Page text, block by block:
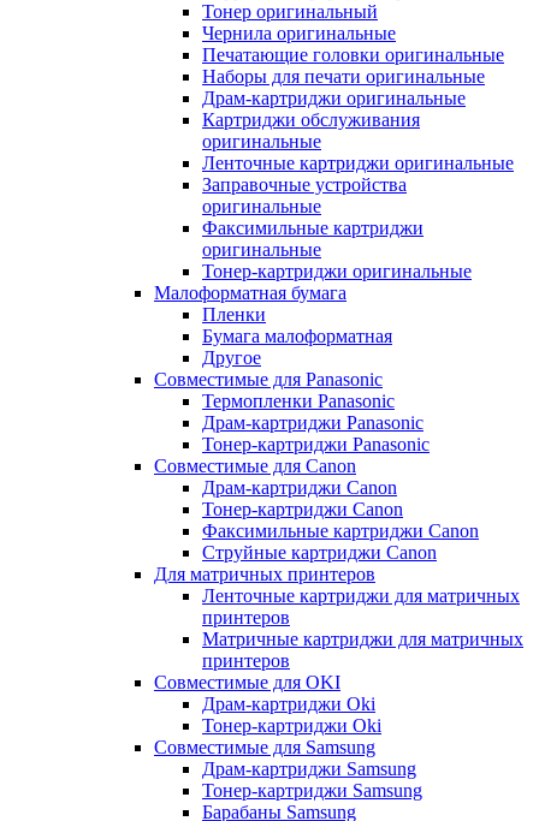
Тонер оригинальный
Чернила оригинальные
Печатающие головки оригинальные
Наборы для печати оригинальные
Драм-картриджи оригинальные
Картриджи обслуживания
оригинальные
Ленточные картриджи оригинальные
Заправочные устройства
оригинальные
Факсимильные картриджи
оригинальные
Тонер-картриджи оригинальные
Малоформатная бумага
Пленки
Бумага малоформатная
Другое
Совместимые для Panasonic
Термопленки Panasonic
Драм-картриджи Panasonic
Тонер-картриджи Panasonic
Совместимые для Canon
Драм-картриджи Canon
Тонер-картриджи Canon
Факсимильные картриджи Canon
Струйные картриджи Canon
Для матричных принтеров
Ленточные картриджи для матричных
принтеров
Матричные картриджи для матричных
принтеров
Совместимые для OKI
Драм-картриджи Oki
Тонер-картриджи Oki
Совместимые для Samsung
Драм-картриджи Samsung
Тонер-картриджи Samsung
Барабаны Samsung